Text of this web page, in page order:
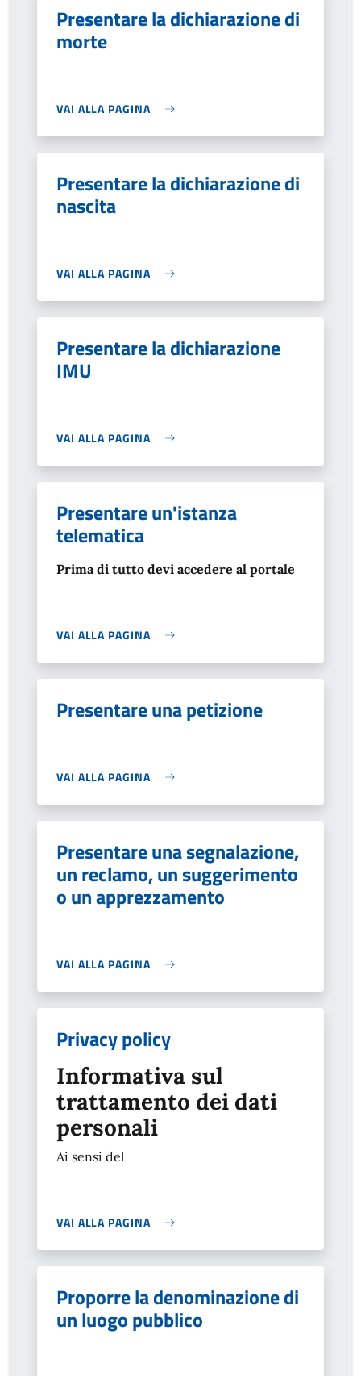
Presentare la dichiarazione di
morte
VAI ALLA PAGINA
Presentare la dichiarazione di
nascita
VAI ALLA PAGINA
Presentare la dichiarazione
IMU
VAI ALLA PAGINA
Presentare un'istanza
telematica
Prima di tutto devi accedere al portale
VAI ALLA PAGINA
Presentare una petizione
VAI ALLA PAGINA
Presentare una segnalazione,
un reclamo, un suggerimento
o un apprezzamento
VAI ALLA PAGINA
Privacy policy
Informativa sul
trattamento dei dati
personali
Ai sensi del
VAI ALLA PAGINA
Proporre la denominazione di
un luogo pubblico